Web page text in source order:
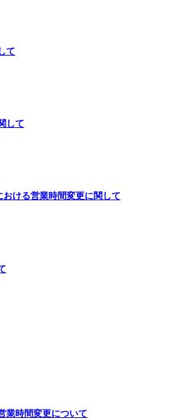
て
して
ける営業時間変更に関して
業時間変更について